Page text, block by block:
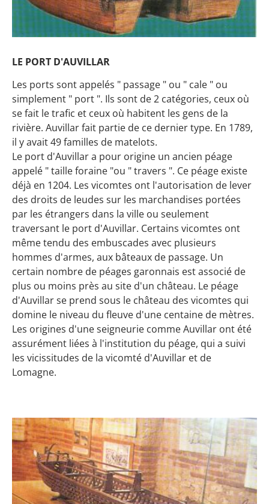
LE PORT D'AUVILLAR
Les ports sont appelés " passage " ou " cale " ou
simplement " port ". Ils sont de 2 catégories, ceux où
se fait le trafic et ceux où habitent les gens de la
rivière. Auvillar fait partie de ce dernier type. En 1789,
il y avait 49 familles de matelots.
Le port d'Auvillar a pour origine un ancien péage
appelé " taille foraine "ou " travers ". Ce péage existe
déjà en 1204. Les vicomtes ont l'autorisation de lever
des droits de leudes sur les marchandises portées
par les étrangers dans la ville ou seulement
traversant le port d'Auvillar. Certains vicomtes ont
même tendu des embuscades avec plusieurs
hommes d'armes, aux bâteaux de passage. Un
certain nombre de péages garonnais est associé de
plus ou moins près au site d'un château. Le péage
d'Auvillar se prend sous le château des vicomtes qui
domine le niveau du fleuve d'une centaine de mètres.
Les origines d'une seigneurie comme Auvillar ont été
assurément liées à l'institution du péage, qui a suivi
les vicissitudes de la vicomté d'Auvillar et de
Lomagne.